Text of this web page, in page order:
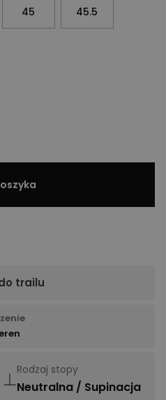
45 45.5
trailu
Rodzaj stopy
Neutralna / Supinacja